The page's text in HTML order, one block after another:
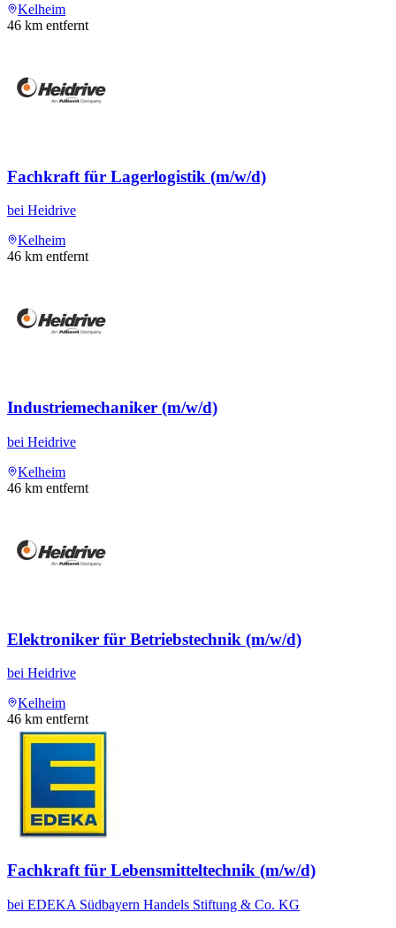
Kelheim
46 km entfernt
Fachkraft für Lagerlogistik (m/w/d)
bei Heidrive
Kelheim
46 km entfernt
Industriemechaniker (m/w/d)
bei Heidrive
Kelheim
46 km entfernt
Elektroniker für Betriebstechnik (m/w/d)
bei Heidrive
Kelheim
46 km entfernt
Fachkraft für Lebensmitteltechnik (m/w/d)
bei EDEKA Südbayern Handels Stiftung & Co. KG